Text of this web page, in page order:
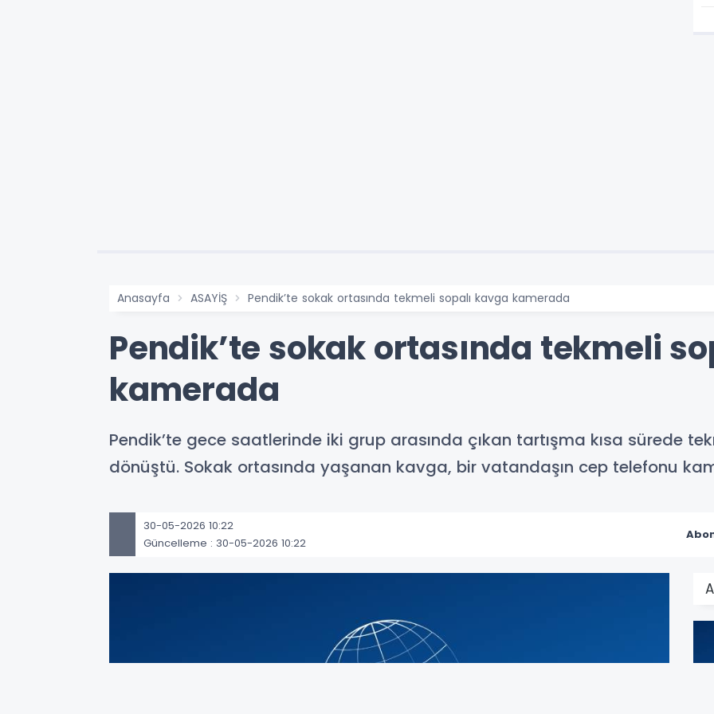
Anasayfa ASAYİŞ Pendik’te sokak ortasında tekmeli sopalı kavga kamerada
Pendik’te sokak ortasında tekmeli
kamerada
Pendik’te gece saatlerinde iki grup arasında çıkan tartışma kısa sürede
dönüştü. Sokak ortasında yaşanan kavga, bir vatandaşın cep telefonu
30-05-2026 10:22
Güncelleme : 30-05-2026 10:22